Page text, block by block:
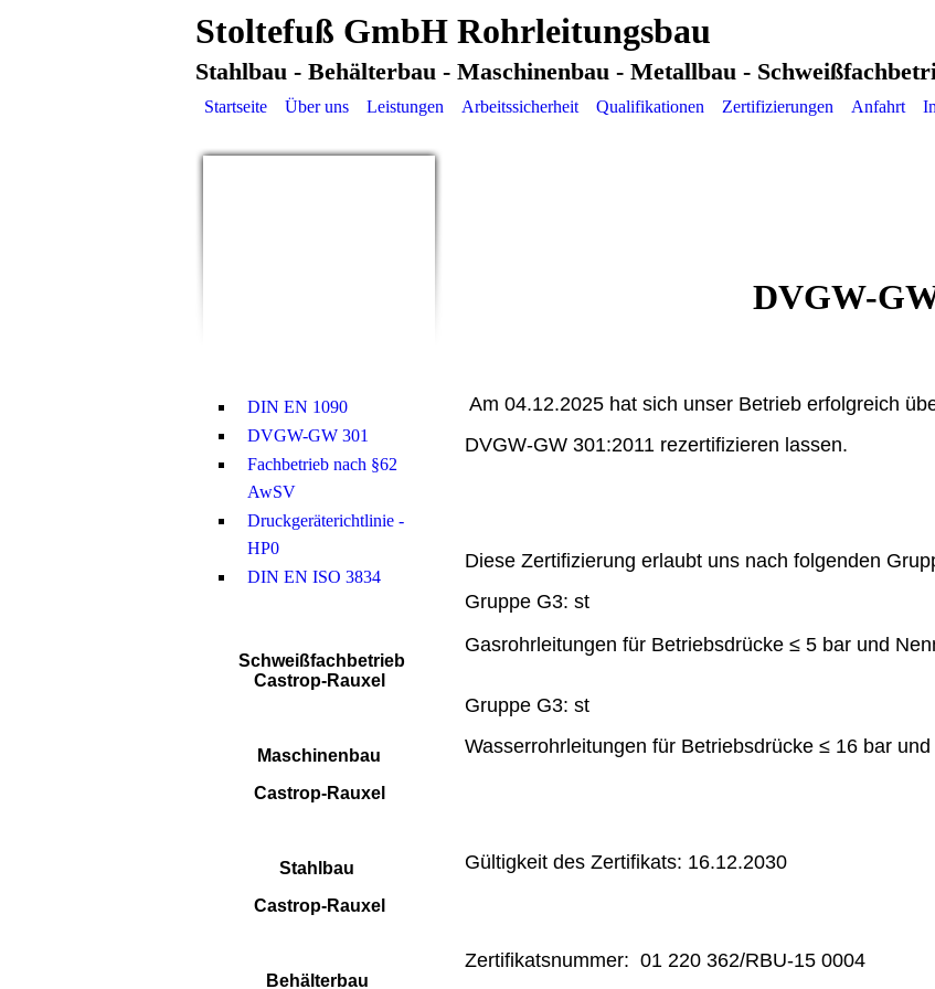
Stoltefuß GmbH Rohrleitungsbau
Stahlbau - Behälterbau - Maschinenbau - Metallbau -
Startseite Über uns Leistungen Arbeitssicherheit Qualifikationen Zertifizierungen Anfahrt
DIN EN 1090
DVGW-GW 301
Fachbetrieb nach §62
AwSV
Druckgeräterichtlinie -
HP0
DIN EN ISO 3834
Schweißfachbetrieb
Castrop-Rauxel
Maschinenbau
Castrop-Rauxel
Stahlbau
Castrop-Rauxel
Behälterbau
DVGW-
Am 04.12.2025 hat sich unser Betrieb erfolgreich
DVGW-GW 301:2011 rezertifizieren lassen.
Diese Zertifizierung erlaubt uns nach folgenden
Gruppe G3: st
Gasrohrleitungen für Betriebsdrücke ≤ 5 bar und
Gruppe G3: st
Wasserrohrleitungen für Betriebsdrücke ≤ 16 bar
Gültigkeit des Zertifikats: 16.12.2030
Zertifikatsnummer: 01 220 362/RBU-15 0004